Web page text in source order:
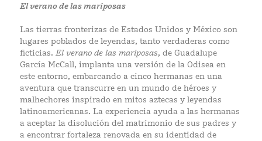
El verano de las mariposas
Las tierras fronterizas de Estados Unidos y México son
lugares poblados de leyendas, tanto verdaderas como
ficticias. El verano de las mariposas, de Guadalupe
García McCall, implanta una versión de la Odisea en
este entorno, embarcando a cinco hermanas en una
aventura que transcurre en un mundo de héroes y
malhechores inspirado en mitos aztecas y leyendas
latinoamericanas. La experiencia ayuda a las hermanas
a aceptar la disolución del matrimonio de sus padres y
a encontrar fortaleza renovada en su identidad de